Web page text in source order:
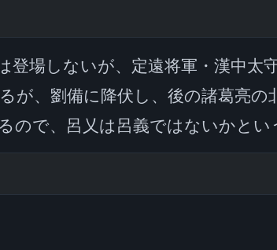
登場しないが、定遠将軍・漢中
が、劉備に降伏し、後の諸葛亮
ので、呂乂は呂義ではないかとい